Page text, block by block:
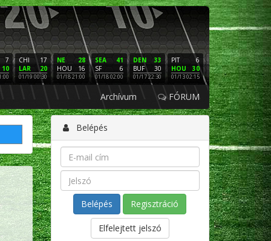
7
10
17
CHI
20
LAR
01/19 00:30
28
NE
16
HOU
01/18 21:00
41
SEA
6
SF
01/18 02:00
33
DEN
30
BUF
01/17 22:30
6
PIT
30
HOU
01/13 02:15
16
NE
3
LAC
01/12 02:00
PHI
SF
01/11
Archívum FÓRUM
Belépés
Regisztráció
Elfelejtett jelszó